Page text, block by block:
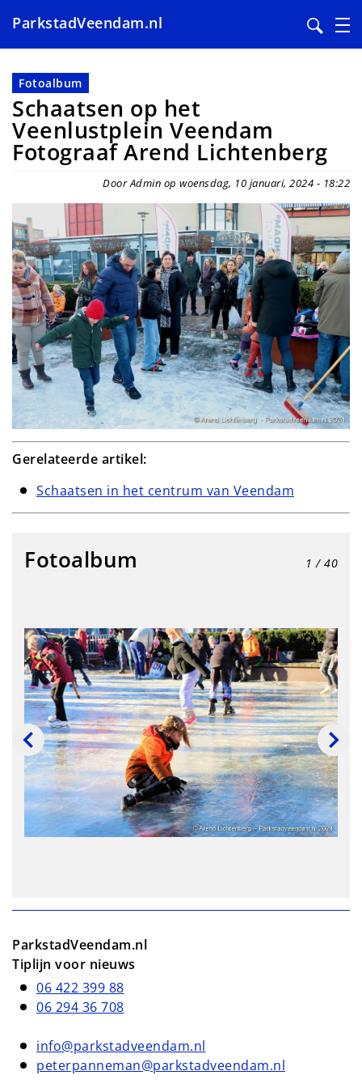
en
naar
de
inhoud
gaan
ParkstadVeendam.nl
Fotoalbum
Schaatsen op het
Veenlustplein Veendam
Fotograaf Arend Lichtenberg
Door Admin op woensdag, 10 januari, 2024 - 18:22
Gerelateerde artikel:
Schaatsen in het centrum van Veendam
Fotoalbum 1 / 40
ParkstadVeendam.nl
Tiplijn voor nieuws
06 422 399 88
06 294 36 708
info@parkstadveendam.nl
peterpanneman@parkstadveendam.nl